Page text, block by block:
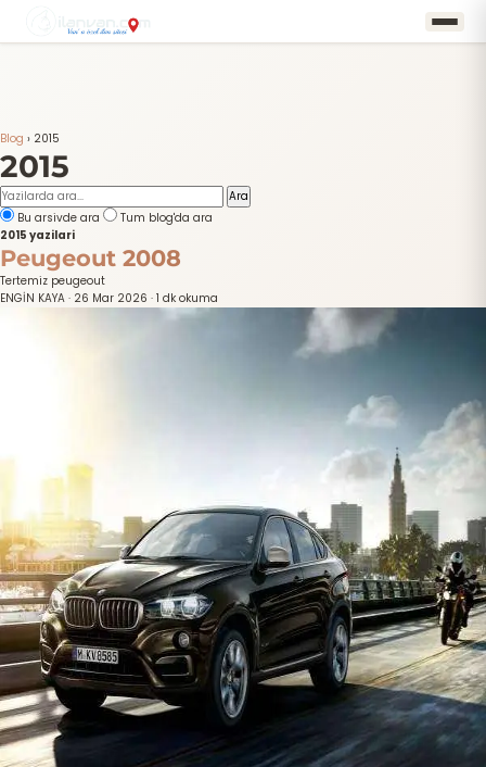
Blog › 2015
2015
Ara
Bu arsivde ara
Tum blog'da ara
2015 yazilari
Peugeout 2008
Tertemiz peugeout
ENGİN KAYA · 26 Mar 2026 · 1 dk okuma